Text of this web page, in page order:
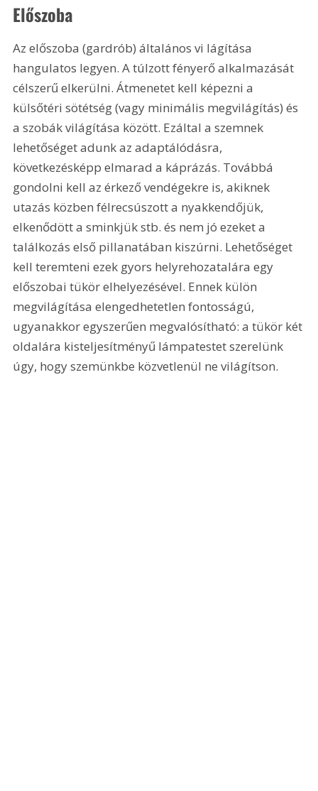
Előszoba
Az előszoba (gardrób) általános vi lágítása
hangulatos legyen. A túlzott fényerő alkalmazását
célszerű elkerülni. Átmenetet kell képezni a
külsőtéri sötétség (vagy minimális megvilágítás) és
a szobák világítása között. Ezáltal a szemnek
lehetőséget adunk az adaptálódásra,
következésképp elmarad a káprázás. Továbbá
gondolni kell az érkező vendégekre is, akiknek
utazás közben félrecsúszott a nyakkendőjük,
elkenődött a sminkjük stb. és nem jó ezeket a
találkozás első pillanatában kiszúrni. Lehetőséget
kell teremteni ezek gyors helyrehozatalára egy
előszobai tükör elhelyezésével. Ennek külön
megvilágítása elengedhetetlen fontosságú,
ugyanakkor egyszerűen megvalósítható: a tükör két
oldalára kisteljesítményű lámpatestet szerelünk
úgy, hogy szemünkbe közvetlenül ne világítson.